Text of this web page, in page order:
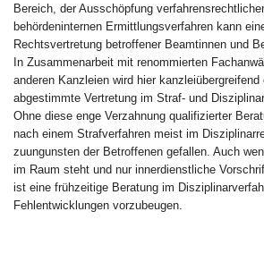
Bereich, der Ausschöpfung
behördeninternen Ermittlungsverfahren kann
Rechtsvertretung betroffener Beamtinnen und
In Zusammenarbeit mit renommierten
anderen Kanzleien wird hier kanzleiübergreifend
abgestimmte Vertretung im Straf- und
Ohne diese enge Verzahnung qualifizierter
nach einem Strafverfahren meist im
zuungunsten der Betroffenen gefallen. Auch
im Raum steht und nur innerdienstliche
ist eine frühzeitige Beratung im
Fehlentwicklungen vorzubeugen.